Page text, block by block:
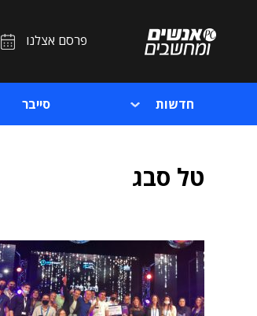
פרסם אצלנו
חדשות סייבר
טל סבג